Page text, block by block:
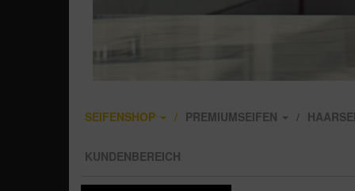
SEIFENSHOP PREMIUMSEIFEN
KUNDENBEREICH